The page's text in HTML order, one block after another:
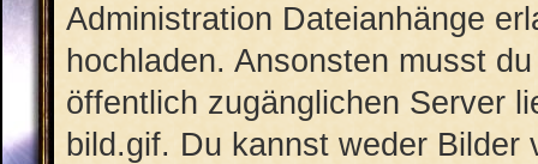
Administration Dateianhänge
hochladen. Ansonsten musst
öffentlich zugänglichen Server
bild.gif. Du kannst weder